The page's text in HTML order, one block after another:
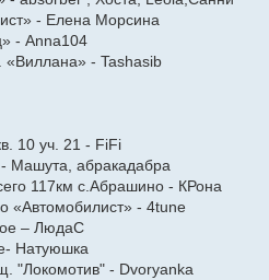
- Елена Морсина
- Anna104
- Tashasib
10 уч. 21 - FiFi
Машута, абракадабра
117км с.Абрашино - КРона
«Автомобилист» - 4tune
– ЛюдаС
Натуюшка
"Локомотив" - Dvoryanka